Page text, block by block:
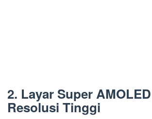
2. Layar Super
Resolusi Tinggi